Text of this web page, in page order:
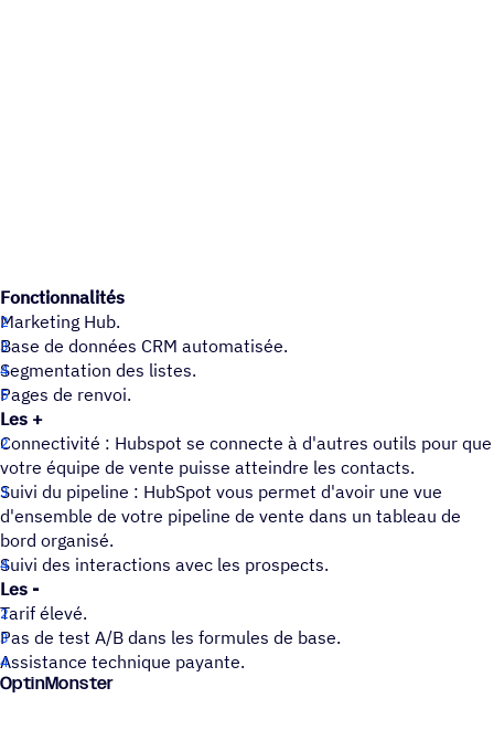
Fonctionnalités
Marketing Hub.
Base de données CRM automatisée.
Segmentation des listes.
Pages de renvoi.
Les +
Connectivité : Hubspot se connecte à d'autres outils pour que
votre équipe de vente puisse atteindre les contacts.
Suivi du pipeline : HubSpot vous permet d'avoir une vue
d'ensemble de votre pipeline de vente dans un tableau de
bord organisé.
Suivi des interactions avec les prospects.
Les -
Tarif élevé.
Pas de test A/B dans les formules de base.
Assistance technique payante.
OptinMonster